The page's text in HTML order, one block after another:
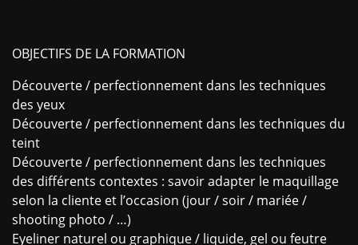
OBJECTIFS DE LA FORMATION
Découverte / perfectionnement dans les techniques
des yeux
Découverte / perfectionnement dans les techniques du
teint
Découverte / perfectionnement dans les techniques
des différents contextes : savoir adapter le maquillage
selon la cliente et l’occasion (jour / soir / mariée /
shooting photo / …)
Eyeliner naturel ou graphique / liquide, gel ou feutre